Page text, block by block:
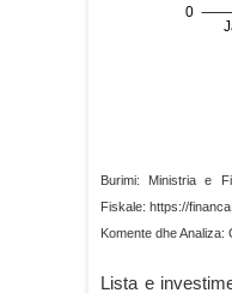
Burimi: Ministria e
Fiskale: https://
Komente dhe Analiza:
Lista e